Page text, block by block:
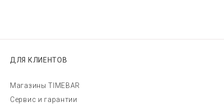
ДЛЯ КЛИЕНТОВ
Магазины TIMEBAR
Сервис и гарантии